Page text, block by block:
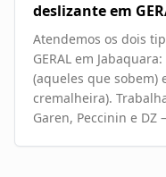
deslizante em
Atendemos os dois
GERAL em
(aqueles que sobem)
cremalheira).
Garen, Peccinin e